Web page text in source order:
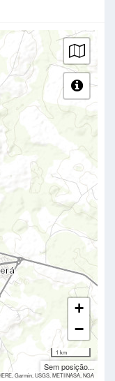
+
−
1 km
Sem posição...
Garmin, USGS, METI/NASA, NGA